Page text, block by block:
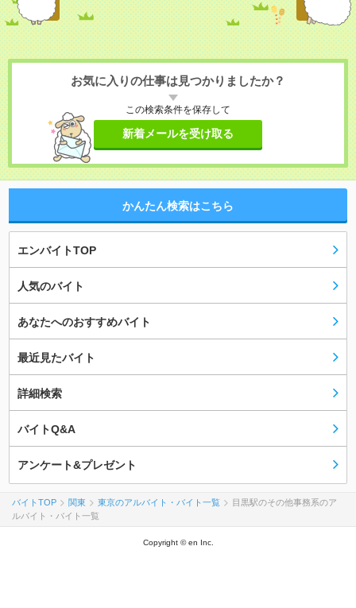
お気に入りの仕事は見つかりましたか？
この検索条件を保存して
新着メールを受け取る
かんたん検索はこちら
エンバイトTOP
人気のバイト
あなたへのおすすめバイト
最近見たバイト
詳細検索
バイトQ&A
アンケート&プレゼント
バイトTOP 関東 東京のアルバイト・バイト一覧
目黒駅のその他事務系のア
ルバイト・バイト一覧
Copyright © en Inc.